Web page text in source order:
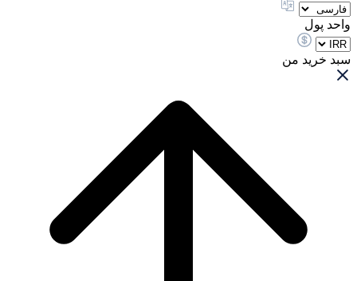
واحد پول
سبد خرید من